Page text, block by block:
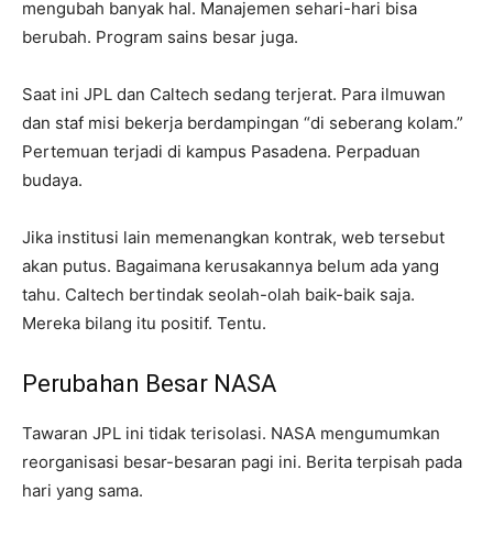
mengubah banyak hal. Manajemen sehari-hari bisa
berubah. Program sains besar juga.
Saat ini JPL dan Caltech sedang terjerat. Para ilmuwan
dan staf misi bekerja berdampingan “di seberang kolam.”
Pertemuan terjadi di kampus Pasadena. Perpaduan
budaya.
Jika institusi lain memenangkan kontrak, web tersebut
akan putus. Bagaimana kerusakannya belum ada yang
tahu. Caltech bertindak seolah-olah baik-baik saja.
Mereka bilang itu positif. Tentu.
Perubahan Besar NASA
Tawaran JPL ini tidak terisolasi. NASA mengumumkan
reorganisasi besar-besaran pagi ini. Berita terpisah pada
hari yang sama.